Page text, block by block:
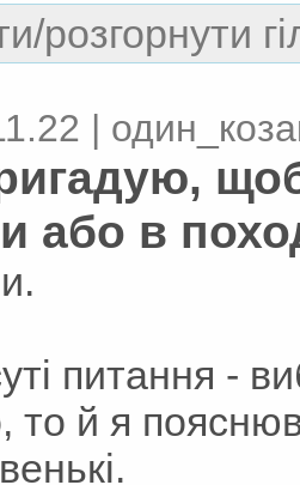
розгорнути
|
або в
питання -
то й я